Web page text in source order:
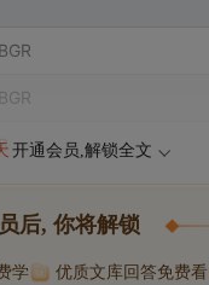
开通会员,解锁全文
后, 你将解锁
学 优质文库回答免费看